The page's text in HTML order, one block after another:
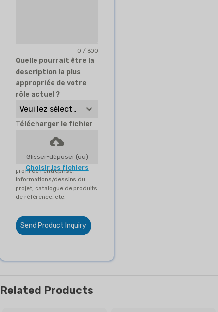
0 / 600
Quelle pourrait être la
description la plus
appropriée de votre
rôle actuel ?
Veuillez sélectionner
Télécharger le fichier
Glisser-déposer (ou)
Choisir les fichiers
profil de l'entreprise,
informations/dessins du
projet, catalogue de produits
de référence, etc.
Send Product Inquiry
Related Products